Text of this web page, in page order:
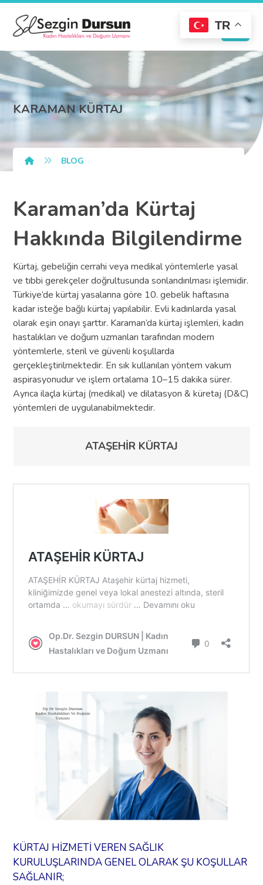
KARAMAN KÜRTAJ
BLOG
Karaman’da Kürtaj
Hakkında Bilgilendirme
Kürtaj, gebeliğin cerrahi veya medikal yöntemlerle yasal
ve tıbbi gerekçeler doğrultusunda sonlandırılması işlemidir.
Türkiye’de kürtaj yasalarına göre 10. gebelik haftasına
kadar isteğe bağlı kürtaj yapılabilir. Evli kadınlarda yasal
olarak eşin onayı şarttır. Karaman’da kürtaj işlemleri, kadın
hastalıkları ve doğum uzmanları tarafından modern
yöntemlerle, steril ve güvenli koşullarda
gerçekleştirilmektedir. En sık kullanılan yöntem vakum
aspirasyonudur ve işlem ortalama 10–15 dakika sürer.
Ayrıca ilaçla kürtaj (medikal) ve dilatasyon & küretaj (D&C)
yöntemleri de uygulanabilmektedir.
ATAŞEHİR KÜRTAJ
KÜRTAJ HİZMETİ VEREN SAĞLIK
KURULUŞLARINDA GENEL OLARAK ŞU KOŞULLAR
SAĞLANIR;
TR